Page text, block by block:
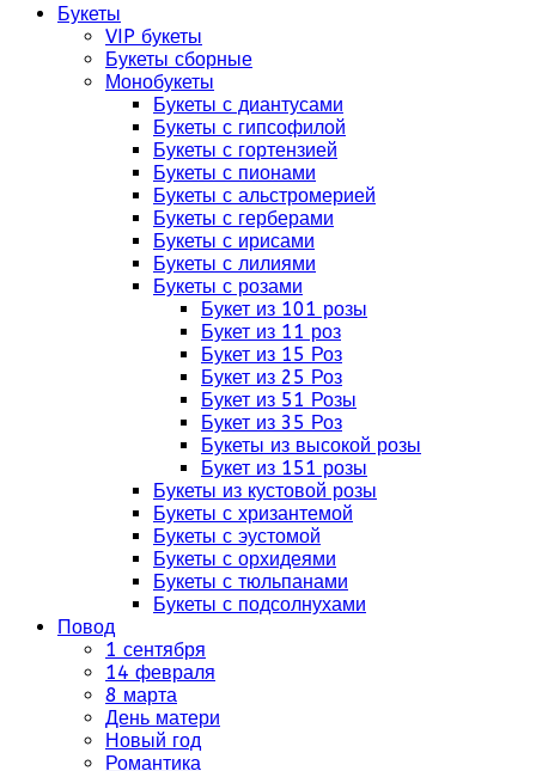
Букеты
VIP букеты
Букеты сборные
Монобукеты
Букеты с диантусами
Букеты с гипсофилой
Букеты с гортензией
Букеты с пионами
Букеты с альстромерией
Букеты с герберами
Букеты с ирисами
Букеты с лилиями
Букеты с розами
Букет из 101 розы
Букет из 11 роз
Букет из 15 Роз
Букет из 25 Роз
Букет из 51 Розы
Букет из 35 Роз
Букеты из высокой розы
Букет из 151 розы
Букеты из кустовой розы
Букеты с хризантемой
Букеты с эустомой
Букеты с орхидеями
Букеты с тюльпанами
Букеты с подсолнухами
Повод
1 сентября
14 февраля
8 марта
День матери
Новый год
Романтика